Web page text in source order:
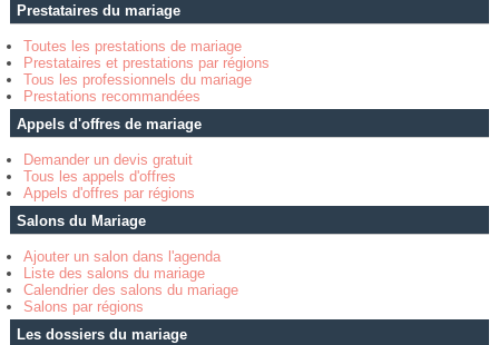
Prestataires du mariage
Toutes les prestations de mariage
Prestataires et prestations par régions
Tous les professionnels du mariage
Prestations recommandées
Appels d'offres de mariage
Demander un devis gratuit
Tous les appels d'offres
Appels d'offres par régions
Salons du Mariage
Ajouter un salon dans l'agenda
Liste des salons du mariage
Calendrier des salons du mariage
Salons par régions
Les dossiers du mariage